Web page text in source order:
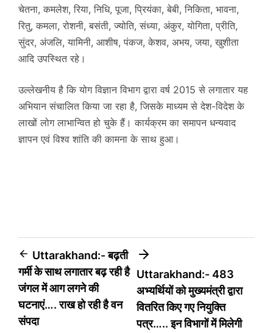
चेतना, कमलेश, रिया, निधि, पूजा, प्रियंका, बेबी, निकिता, भावना,
रितु, कमला, रोशनी, बसंती, ज्योति, संध्या, अंकुर, योगिता, प्रीति,
सुंदर, अंजलि, यामिनी, आशीष, पंकज, केशव, अभय, जया, खुशीता
आदि उपस्थित रहे।
उल्लेखनीय है कि योग विज्ञान विभाग द्वारा वर्ष 2015 से लगातार यह
अभियान संचालित किया जा रहा है, जिसके माध्यम से देश-विदेश के
लाखों लोग लाभान्वित हो चुके हैं। कार्यक्रम का समापन धन्यवाद
ज्ञापन एवं विश्व शांति की कामना के साथ हुआ।
Post
navigation
Uttarakhand:- बढ़ती
गर्मी के साथ लगातार बढ़ रही है
जंगल में आग लगने की
घटनाएं…. राख हो रही है वन
संपदा
Uttarakhand:- 483
अभ्यर्थियों को मुख्यमंत्री द्वारा
वितरित किए गए नियुक्ति
पत्र….. इन विभागों में मिलेगी